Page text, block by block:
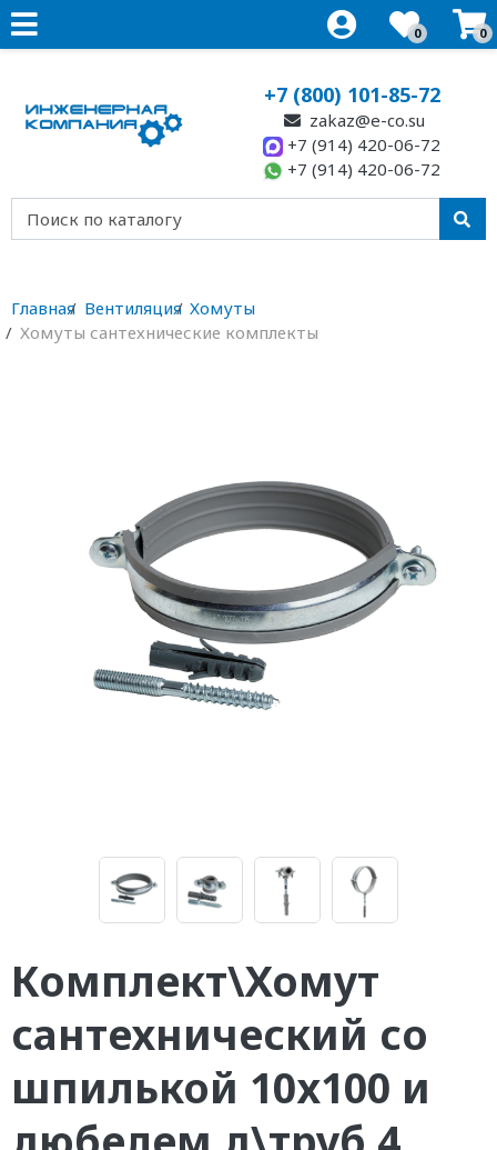
0 0
+7 (800) 101-85-72
zakaz@e-co.su
+7 (914) 420-06-72
+7 (914) 420-06-72
Главная Вентиляция Хомуты
Хомуты сантехнические комплекты
Комплект\Хомут
сантехнический со
шпилькой 10х100 и